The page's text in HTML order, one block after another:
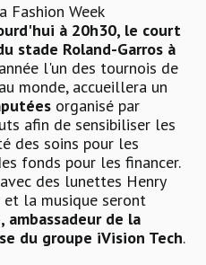
Fashion Week
à 20h30, le court
stade Roland-Garros à
l'un des tournois de
monde, accueillera un
organisé par
afin de sensibiliser les
des soins pour les
fonds pour les financer.
des lunettes Henry
la musique seront
ambassadeur de la
du groupe iVision Tech.